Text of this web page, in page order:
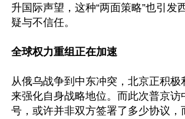
升国际声望，这种“两面策略”也引发
疑与不信任。
全球权力重组正在加速
从俄乌战争到中东冲突，北京正积极
来强化自身战略地位。而此次普京访
号，或许并非双方签署了多少协议，